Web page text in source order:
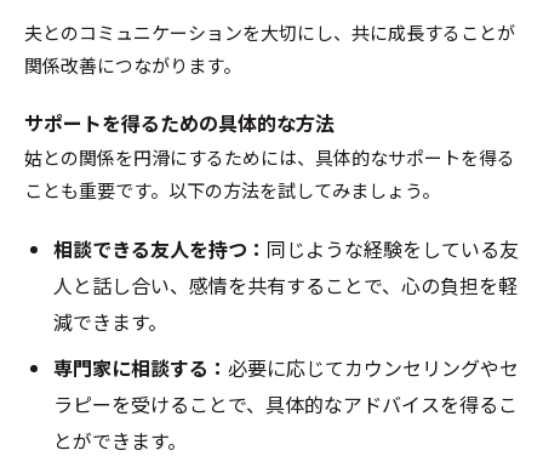
夫とのコミュニケーションを大切にし、共に成長することが
関係改善につながります。
サポートを得るための具体的な方法
姑との関係を円滑にするためには、具体的なサポートを得る
ことも重要です。以下の方法を試してみましょう。
相談できる友人を持つ： 同じような経験をしている友
人と話し合い、感情を共有することで、心の負担を軽
減できます。
専門家に相談する： 必要に応じてカウンセリングやセ
ラピーを受けることで、具体的なアドバイスを得るこ
とができます。